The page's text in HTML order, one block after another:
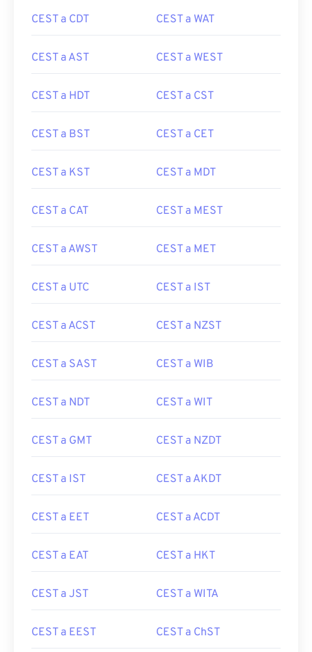
CEST a CDT CEST a WAT
CEST a AST CEST a WEST
CEST a HDT CEST a CST
CEST a BST CEST a CET
CEST a KST CEST a MDT
CEST a CAT CEST a MEST
CEST a AWST CEST a MET
CEST a UTC CEST a IST
CEST a ACST CEST a NZST
CEST a SAST CEST a WIB
CEST a NDT CEST a WIT
CEST a GMT CEST a NZDT
CEST a IST CEST a AKDT
CEST a EET CEST a ACDT
CEST a EAT CEST a HKT
CEST a JST CEST a WITA
CEST a EEST CEST a ChST